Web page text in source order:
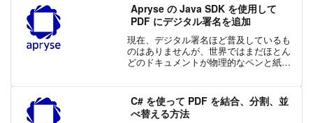
Apryse の Java SDK を使用して
PDF にデジタル署名を追加
現在、デジタル署名ほど普及しているも
のはありませんが、世界ではまだほとん
どのドキュメントが物理的なペンと紙で
の成長は爆発的に増加し続け、アプリケ
ーションがこのニーズをサ...
C# を使って PDF を結合、分割、並
べ替える方法